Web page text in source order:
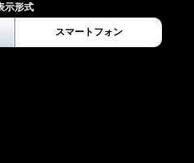
示形式
スマートフォン